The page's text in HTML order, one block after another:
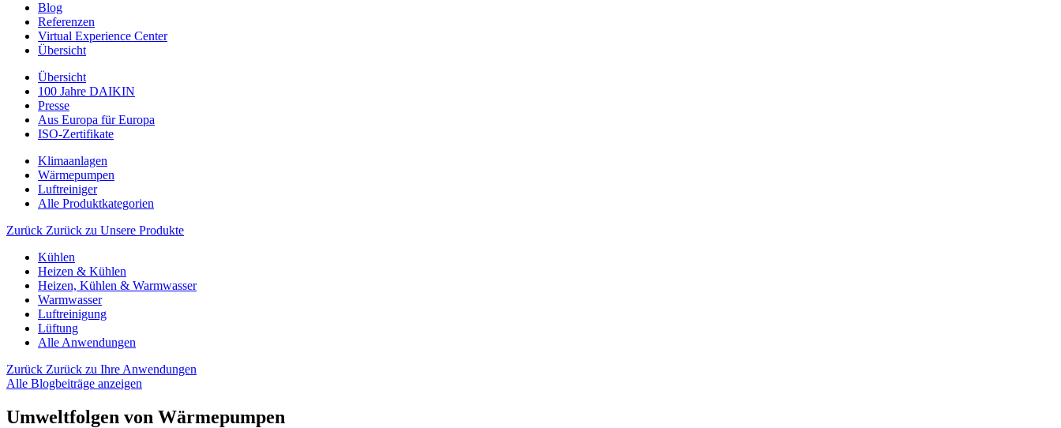
Blog
Referenzen
Virtual Experience Center
Übersicht
Übersicht
100 Jahre DAIKIN
Presse
Aus Europa für Europa
ISO-Zertifikate
Klimaanlagen
Wärmepumpen
Luftreiniger
Alle Produktkategorien
Zurück Zurück zu Unsere Produkte
Kühlen
Heizen & Kühlen
Heizen, Kühlen & Warmwasser
Warmwasser
Luftreinigung
Lüftung
Alle Anwendungen
Zurück Zurück zu Ihre Anwendungen
Alle Blogbeiträge anzeigen
Umweltfolgen von Wärmepumpen